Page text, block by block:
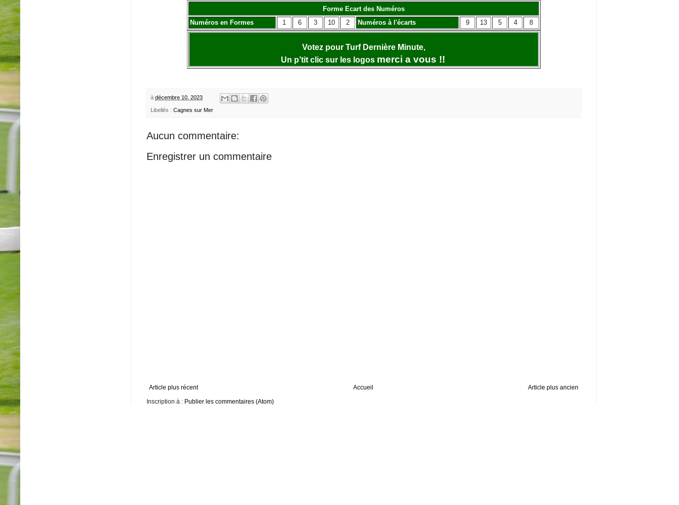
Forme Ecart des Numéros
Numéros en Formes
1 6 3 10 2 Numéros à l'écarts 9 13 5 4 8
Votez pour Turf Dernière Minute,
Un p’tit clic sur les logos merci a vous !!
à décembre 10, 2023
Libellés : Cagnes sur Mer
Aucun commentaire:
Enregistrer un commentaire
Article plus récent Article plus ancien
Accueil
Inscription à : Publier les commentaires (Atom)